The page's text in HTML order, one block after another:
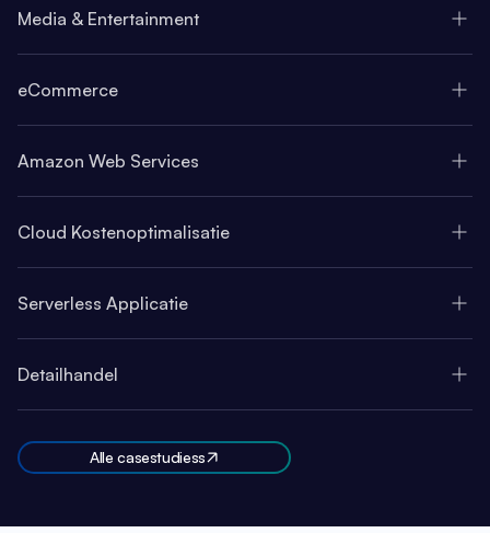
Media & Entertainment
eCommerce
Amazon Web Services
Cloud Kostenoptimalisatie
Serverless Applicatie
Detailhandel
Alle casestudiess